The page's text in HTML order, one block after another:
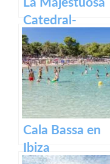
La Majestuosa
Catedral-
Basílica de
Santa María en
Mallorca.
Cala Bassa en
Ibiza